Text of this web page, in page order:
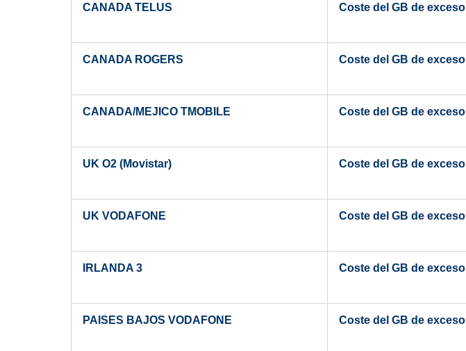
CANADA TELUS Coste del GB de exceso
CANADA ROGERS Coste del GB de exceso
CANADA/MEJICO TMOBILE Coste del GB de exceso
UK O2 (Movistar) Coste del GB de exceso
UK VODAFONE Coste del GB de exceso
IRLANDA 3 Coste del GB de exceso
PAISES BAJOS VODAFONE Coste del GB de exceso